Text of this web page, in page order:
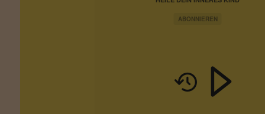
ABONNIEREN